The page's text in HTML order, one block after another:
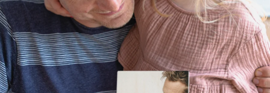
Våra gåvor inspirerar. Kunder ger oss 4,6 på Google
Reviews.
Gratis hälsning